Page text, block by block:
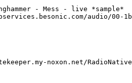
- Mess - live *sample*
audio/00-
noxon.net/